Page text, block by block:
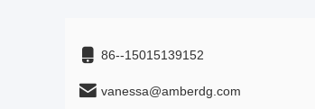
86--15015139152
vanessa@amberdg.com